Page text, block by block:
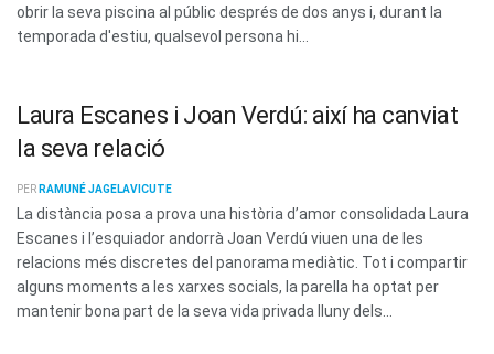
obrir la seva piscina al públic després de dos anys i, durant la
temporada d'estiu, qualsevol persona hi...
Laura Escanes i Joan Verdú: així ha canviat
la seva relació
PER RAMUNÉ JAGELAVICUTE
La distància posa a prova una història d’amor consolidada Laura
Escanes i l’esquiador andorrà Joan Verdú viuen una de les
relacions més discretes del panorama mediàtic. Tot i compartir
alguns moments a les xarxes socials, la parella ha optat per
mantenir bona part de la seva vida privada lluny dels...